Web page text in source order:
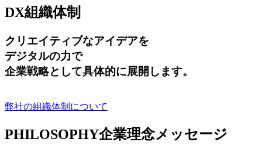
DX組織体制
クリエイティブなアイデアを
デジタルの力で
企業戦略として具体的に展開します。
弊社の組織体制について
PHILOSOPHY企業理念メッセージ